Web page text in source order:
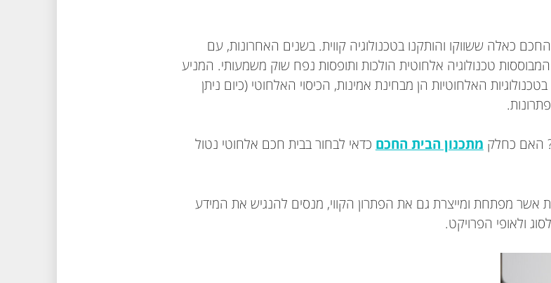
כאלה ששווקו והותקנו בטכנולוגיה קווית. בשנים האחרונות, עם
טכנולוגיה אלחוטית הולכות ותופסות נפח שוק משמעותי. המניע
האלחוטיות הן מבחינת אמינות, הכיסוי האלחוטי (כיום ניתן
האם כחלק מתכנון הבית החכם כדאי לבחור בבית חכם אלחוטי נטול
אשר מפתחת ומייצרת גם את הפתרון הקווי, מנסים להנגיש את המידע
ולאופי הפרויקט.